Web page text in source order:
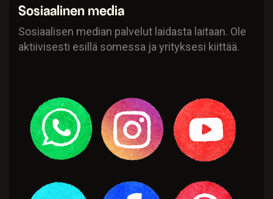
Sosiaalinen media
Sosiaalisen median palvelut laidasta laitaan. Ole
aktiivisesti esillä somessa ja yrityksesi kiittää.